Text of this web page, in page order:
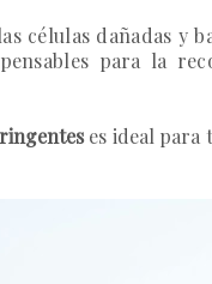
células dañadas y
para la
es ideal para